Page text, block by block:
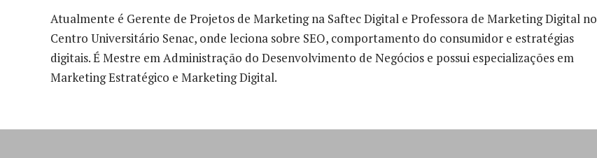
Atualmente é Gerente de Projetos de Marketing na Saftec Digital e Professora de Marketing Digital no
Centro Universitário Senac, onde leciona sobre SEO, comportamento do consumidor e estratégias
digitais. É Mestre em Administração do Desenvolvimento de Negócios e possui especializações em
Marketing Estratégico e Marketing Digital.